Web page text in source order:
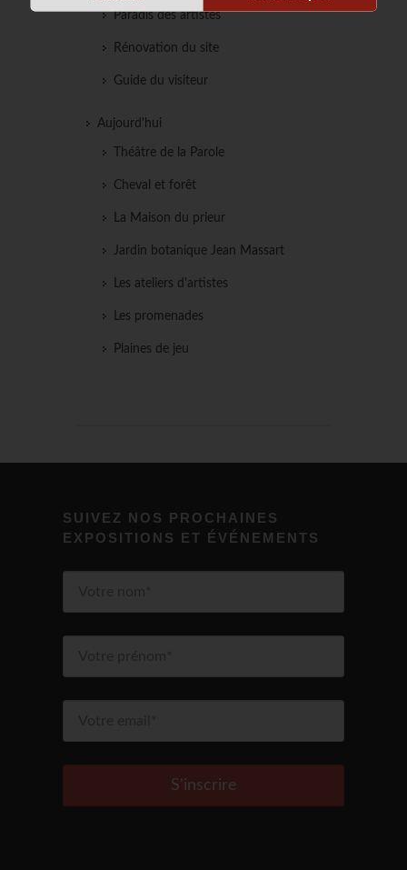
Paradis des artistes
Rénovation du site
Guide du visiteur
Aujourd'hui
Théâtre de la Parole
Cheval et forêt
La Maison du prieur
Jardin botanique Jean Massart
Les ateliers d'artistes
Les promenades
Plaines de jeu
SUIVEZ NOS PROCHAINES
EXPOSITIONS ET ÉVÉNEMENTS
S'inscrire